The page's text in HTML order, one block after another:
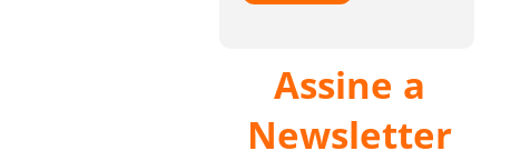
Assine a
Newsletter